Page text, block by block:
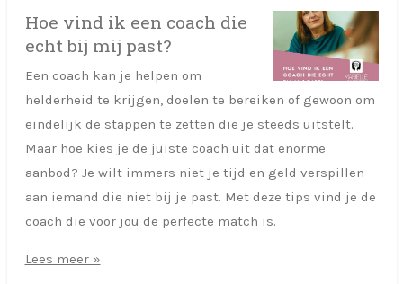
Hoe vind ik een coach die
echt bij mij past?
Een coach kan je helpen om
helderheid te krijgen, doelen te bereiken of gewoon om
eindelijk de stappen te zetten die je steeds uitstelt.
Maar hoe kies je de juiste coach uit dat enorme
aanbod? Je wilt immers niet je tijd en geld verspillen
aan iemand die niet bij je past. Met deze tips vind je de
coach die voor jou de perfecte match is.
Lees meer »